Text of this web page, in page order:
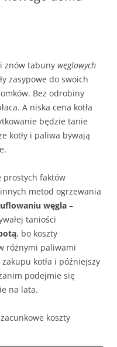
znów tabuny węglowych
zasypowe do swoich
Bez odrobiny
A niska cena kotła
będzie tanie
kotły i paliwa bywają
prostych faktów
metod ogrzewania
węgla –
taniości
, bo koszty
różnymi paliwami
kotła i późniejszy
podejmie się
na lata.
koszty